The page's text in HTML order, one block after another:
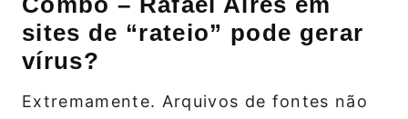
sites de “rateio” pode gerar
vírus?
Extremamente. Arquivos de fontes não